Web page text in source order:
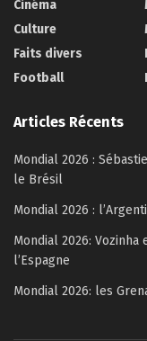
Cinéma
Culture
Faits divers
Football
Articles Récents
Mondial 2026 :
le Brésil
Mondial 2026 :
Mondial 2026:
l’Espagne
Mondial 2026: les